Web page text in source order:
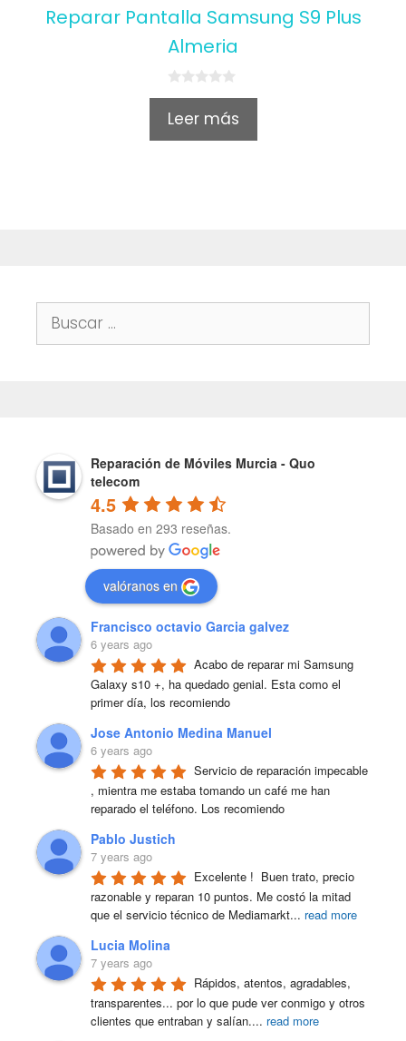
Reparar Pantalla Samsung S9 Plus
Almeria
0
u
Leer más
Buscar:
Reparación de Móviles Murcia - Quo
telecom
4.5
Basado en 293 reseñas.
valóranos en
Francisco octavio Garcia galvez
6 years ago
Acabo de reparar mi Samsung
Galaxy s10 +, ha quedado genial. Esta como el
primer día, los recomiendo
Jose Antonio Medina Manuel
6 years ago
Servicio de reparación impecable
, mientra me estaba tomando un café me han
reparado el teléfono. Los recomiendo
Pablo Justich
7 years ago
Excelente !  Buen trato, precio
razonable y reparan 10 puntos. Me costó la mitad
que el servicio técnico de Mediamarkt... read more
Lucia Molina
7 years ago
Rápidos, atentos, agradables,
transparentes... por lo que pude ver conmigo y otros
clientes que entraban y salían.... read more